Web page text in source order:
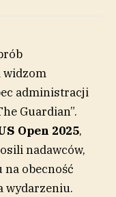
administracji
Guardian”.
Open 2025,
nadawców,
na obecność
wydarzeniu.